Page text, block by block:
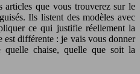
articles que vous trouverez sur le
Ils listent des modèles avec
ce qui justifie réellement la
différente : je vais vous donner
quelle chaise, quelle que soit la